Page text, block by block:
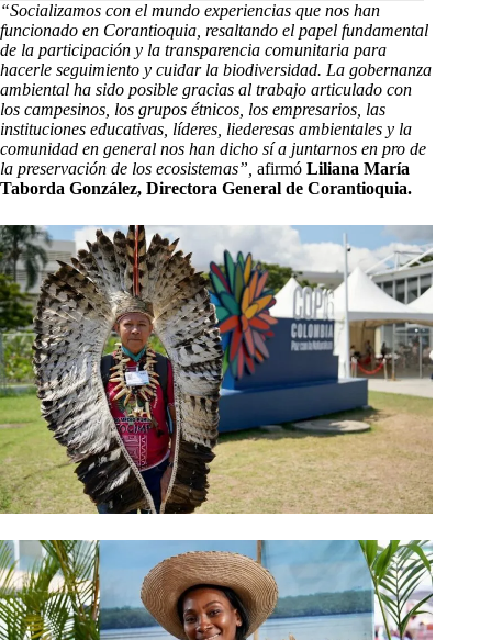
“Socializamos con el mundo experiencias que nos han
funcionado en Corantioquia, resaltando el papel fundamental
de la participación y la transparencia comunitaria para
hacerle seguimiento y cuidar la biodiversidad. La gobernanza
ambiental ha sido posible gracias al trabajo articulado con
los campesinos, los grupos étnicos, los empresarios, las
instituciones educativas, líderes, liederesas ambientales y la
comunidad en general nos han dicho sí a juntarnos en pro de
la preservación de los ecosistemas”, afirmó Liliana María
Taborda González, Directora General de Corantioquia.